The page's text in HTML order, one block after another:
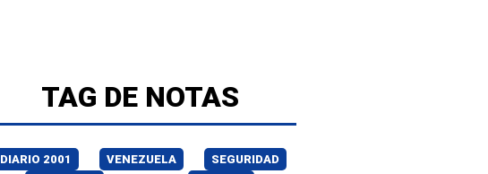
TAG DE NOTAS
DIARIO 2001 VENEZUELA
SEGURIDAD